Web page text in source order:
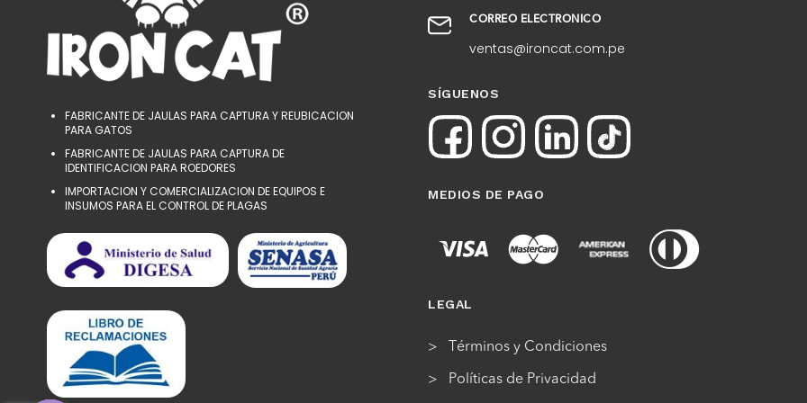
FABRICANTE DE JAULAS PARA CAPTURA Y REUBICACION
PARA GATOS
FABRICANTE DE JAULAS PARA CAPTURA DE
IDENTIFICACION PARA ROEDORES
IMPORTACION Y COMERCIALIZACION DE EQUIPOS E
INSUMOS PARA EL CONTROL DE PLAGAS
CORREO ELECTRÓNICO
ventas@ironcat.com.pe
SÍGUENOS
MEDIOS DE PAGO
LEGAL
Términos y Condiciones
Políticas de Privacidad